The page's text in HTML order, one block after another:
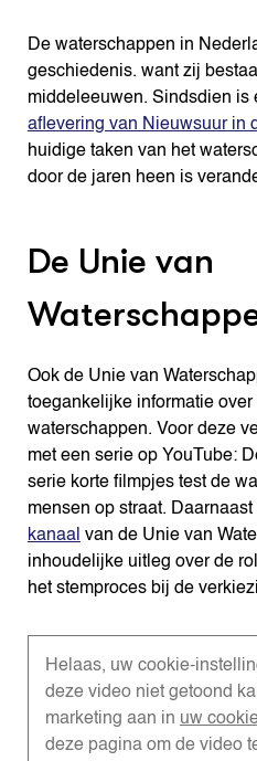
De waterschappen in
geschiedenis. want zij
middeleeuwen. Sindsdien is
aflevering van Nieuwsuur in
huidige taken van het
door de jaren heen is
De Unie van
Ook de Unie van
toegankelijke informatie
waterschappen. Voor deze
met een serie op YouTube:
serie korte filmpjes test de
mensen op straat.
kanaal van de Unie van
inhoudelijke uitleg over de
het stemproces bij de
Helaas, uw cookie-
deze video niet getoond
marketing aan in uw
deze pagina om de video